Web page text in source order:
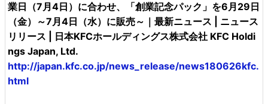
業日（7月4日）に合わせ、「創業記念パック」を6月29日
（金）～7月4日（水）に販売～｜最新ニュース | ニュース
リリース | 日本KFCホールディングス株式会社 KFC Holdi
ngs Japan, Ltd.
http://japan.kfc.co.jp/news_release/news180626kfc.
html